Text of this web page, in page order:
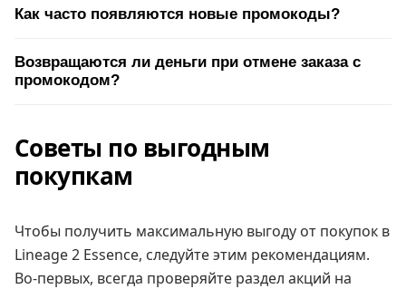
Как часто появляются новые промокоды?
Возвращаются ли деньги при отмене заказа с
промокодом?
Советы по выгодным
покупкам
Чтобы получить максимальную выгоду от покупок в
Lineage 2 Essence, следуйте этим рекомендациям.
Во-первых, всегда проверяйте раздел акций на